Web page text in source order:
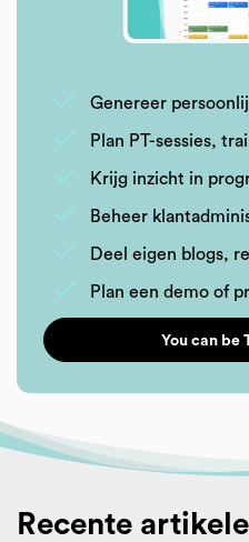
Genereer
Plan PT-sessies,
Krijg inzicht in
Beheer
Deel eigen blogs,
Plan een demo of
You can be
Recente